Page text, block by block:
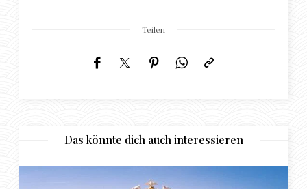
Teilen
Das könnte dich auch interessieren